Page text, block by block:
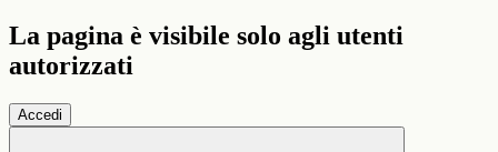
La pagina è visibile solo agli utenti
autorizzati
Accedi